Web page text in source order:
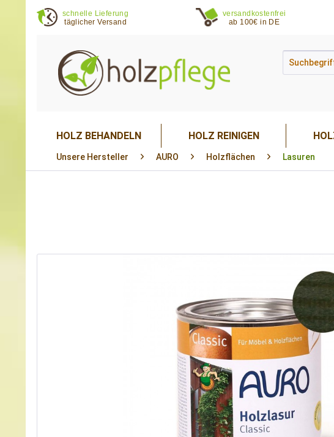
schnelle Lieferung
täglicher Versand
versandkostenfrei
ab 100€ in DE
HOLZ BEHANDELN HOLZ REINIGEN
Unsere Hersteller AURO Holzflächen Lasuren